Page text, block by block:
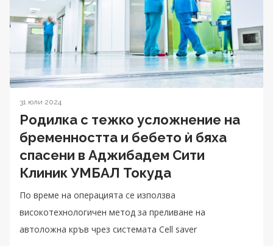
31 юли 2024
Родилка с тежко усложнение на
бременността и бебето ѝ бяха
спасени в Аджибадем Сити
Клиник УМБАЛ Токуда
По време на операцията се използва
високотехнологичен метод за преливане на
автоложна кръв чрез системата Cell saver